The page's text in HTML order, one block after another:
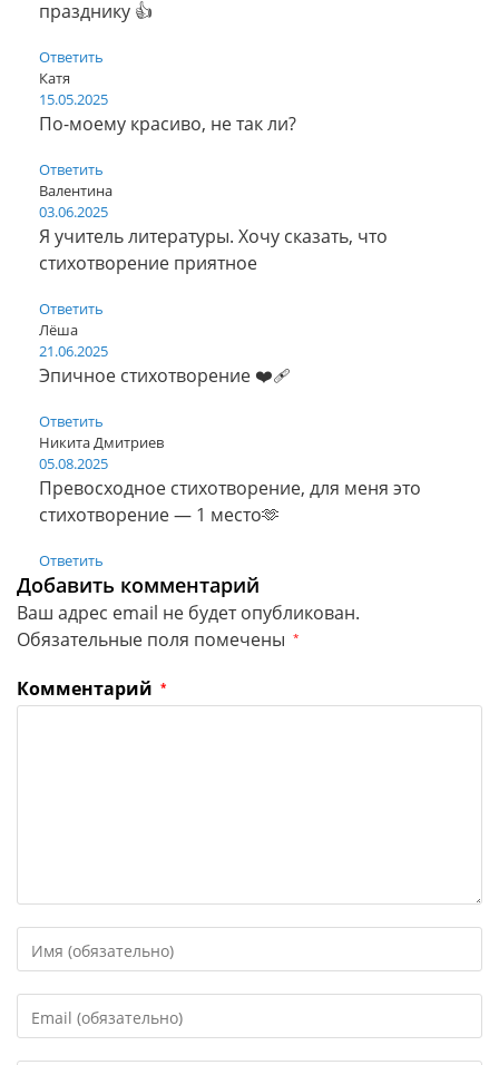
празднику 👍
Ответить
Катя
15.05.2025
По-моему красиво, не так ли?
Ответить
Валентина
03.06.2025
Я учитель литературы. Хочу сказать, что
стихотворение приятное
Ответить
Лёша
21.06.2025
Эпичное стихотворение ❤️‍🩹
Ответить
Никита Дмитриев
05.08.2025
Превосходное стихотворение, для меня это
стихотворение — 1 место🫶
Ответить
Добавить комментарий
Ваш адрес email не будет опубликован.
Обязательные поля помечены *
Комментарий *
свое
или
имя
свой